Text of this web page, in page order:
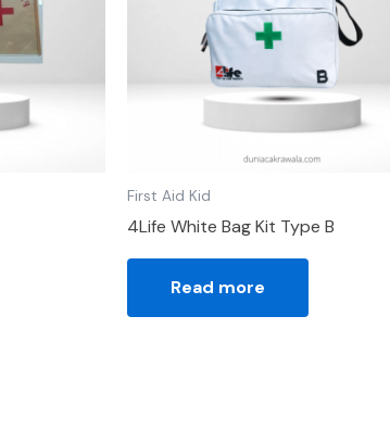
First Aid Kid
4Life White Bag Kit Type B
Read more